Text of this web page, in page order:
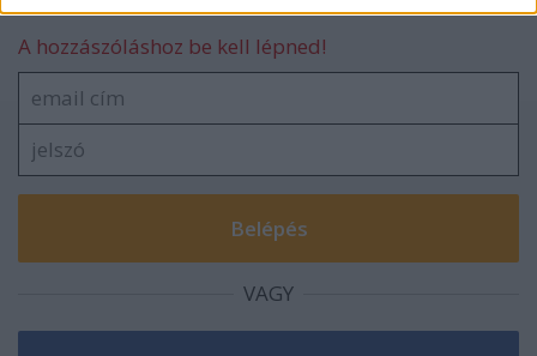
A hozzászóláshoz be kell lépned!
VAGY